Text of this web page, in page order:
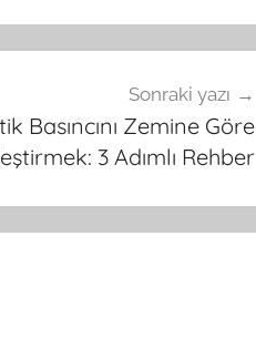
Sonraki yazı
Basıncını Zemine Göre
3 Adımlı Rehber